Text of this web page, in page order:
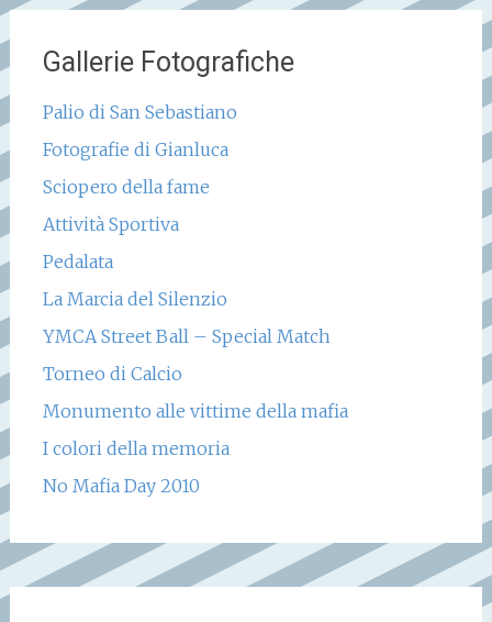
Gallerie Fotografiche
Palio di San Sebastiano
Fotografie di Gianluca
Sciopero della fame
Attività Sportiva
Pedalata
La Marcia del Silenzio
YMCA Street Ball – Special Match
Torneo di Calcio
Monumento alle vittime della mafia
I colori della memoria
No Mafia Day 2010